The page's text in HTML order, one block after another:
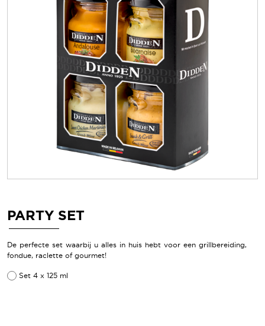
PARTY SET
De perfecte set waarbij u alles in huis hebt voor een grillbereiding,
fondue, raclette of gourmet!
Set 4 x 125 ml